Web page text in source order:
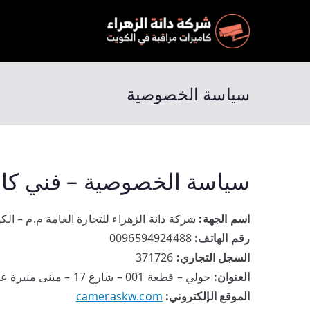
كاميرات
المميزة والرخيصة وجودة مضمونة وبخصم 50 % احجز
سياسة الخصوصية
سياسة الخصوصية – فني
اسم الجهة: شركة دانة الزهراء للتجارة العامة م.م –
رقم الهاتف:
السجل التجاري:
العنوان: حولي – قطعة 001 – شارع 17 – مبنى منيرة عبدالعزيز أحمد العدواني – طابق 4 – مكتب 20
الموقع الإلكتروني: cameraskw.com